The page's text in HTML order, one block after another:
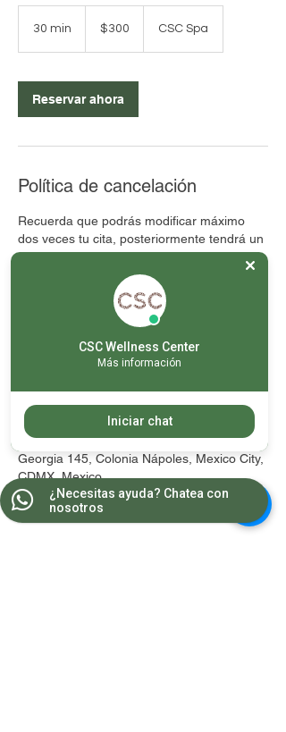
30 min
m
i
pesos
mexicanos
$300 CSC Spa
Reservar ahora
Política de cancelación
Recuerda que podrás modificar máximo
dos veces tu cita, posteriormente tendrá un
costo extra.
En caso de no acudir al servicio agendado
o no cancelar / reagendar con 24 horas de
anticipación, el servicio se tomará como
No hay rembolsos
Datos de contacto
Georgia 145, Colonia Nápoles, Mexico City,
CDMX, Mexico
CSC Wellness Center
Más información
Iniciar chat
¿Necesitas ayuda? Chatea con
nosotros